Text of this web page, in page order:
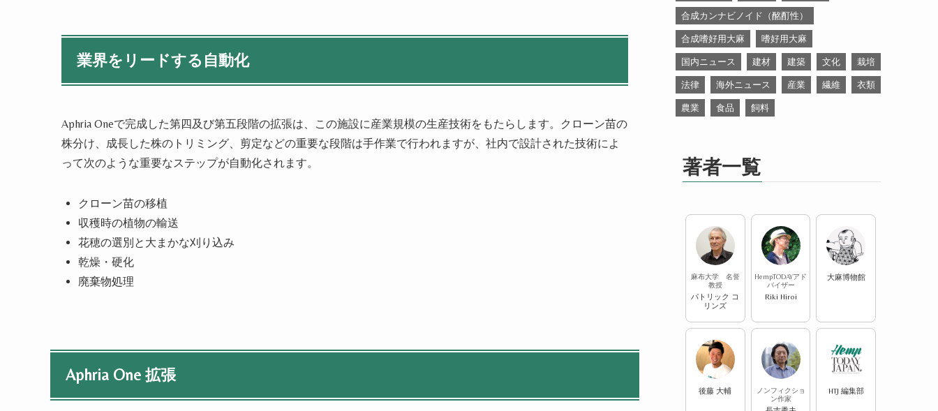
業界をリードする自動化
Aphria Oneで完成した第四及び第五段階の拡張は、この施設に産業規模の生産技術をもたらします。クローン苗の
株分け、成長した株のトリミング、剪定などの重要な段階は手作業で行われますが、社内で設計された技術によ
って次のような重要なステップが自動化されます。
クローン苗の移植
収穫時の植物の輸送
花穂の選別と大まかな刈り込み
乾燥・硬化
廃棄物処理
Aphria One 拡張
合成カンナビノイド（酩酊性）
合成嗜好用大麻 嗜好用大麻
国内ニュース 建材 建築 文化 栽培
法律 海外ニュース 産業 繊維 衣類
農業 食品 飼料
著者一覧
麻布大学 名誉
教授
パトリック コ
リンズ
HempTODAYアド
バイザー
Riki Hiroi
大麻博物館
後藤 大輔
ノンフィクショ
ン作家
HTJ 編集部